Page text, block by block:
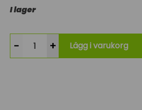
I lager
- + Lägg i varukorg